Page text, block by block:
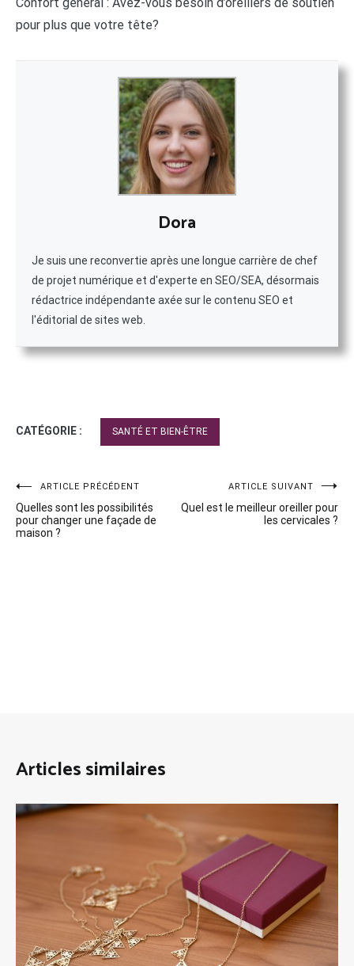
Confort général : Avez-vous besoin d’oreillers de soutien
pour plus que votre tête?
Dora
Je suis une reconvertie après une longue carrière de chef
de projet numérique et d'experte en SEO/SEA, désormais
rédactrice indépendante axée sur le contenu SEO et
l'éditorial de sites web.
CATÉGORIE : SANTÉ ET BIEN-ÊTRE
Navigation
de
ARTICLE PRÉCÉDENT
Quelles sont les possibilités
pour changer une façade de
maison ?
ARTICLE SUIVANT
Quel est le meilleur oreiller pour
les cervicales ?
Articles similaires